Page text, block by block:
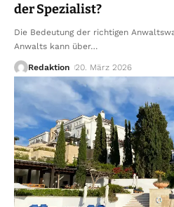
der Spezialist?
Die Bedeutung der richtigen
Anwalts kann über…
Redaktion 20. März 2026